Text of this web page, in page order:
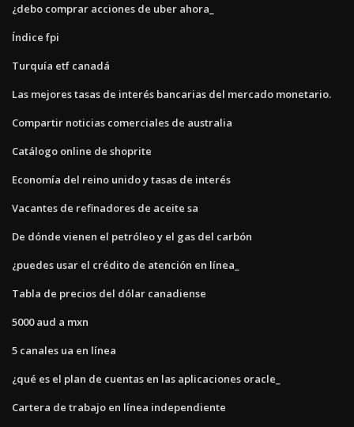
¿debo comprar acciones de uber ahora_
Índice fpi
Turquía etf canadá
Las mejores tasas de interés bancarias del mercado monetario.
Compartir noticias comerciales de australia
Catálogo online de shoprite
Economía del reino unido y tasas de interés
Vacantes de refinadores de aceite sa
De dónde vienen el petróleo y el gas del carbón
¿puedes usar el crédito de atención en línea_
Tabla de precios del dólar canadiense
5000 aud a mxn
5 canales ua en línea
¿qué es el plan de cuentas en las aplicaciones oracle_
Cartera de trabajo en línea independiente